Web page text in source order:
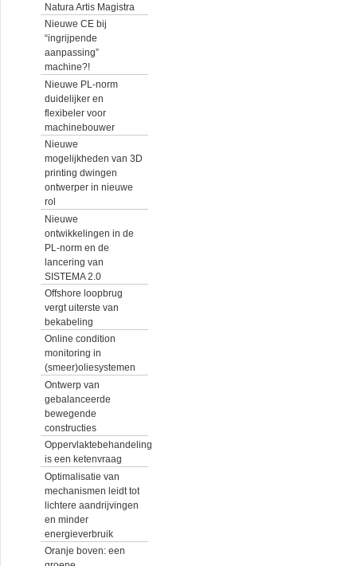
Natura Artis Magistra
Nieuwe CE bij
“ingrijpende
aanpassing”
machine?!
Nieuwe PL-norm
duidelijker en
flexibeler voor
machinebouwer
Nieuwe
mogelijkheden van 3D
printing dwingen
ontwerper in nieuwe
rol
Nieuwe
ontwikkelingen in de
PL-norm en de
lancering van
SISTEMA 2.0
Offshore loopbrug
vergt uiterste van
bekabeling
Online condition
monitoring in
(smeer)oliesystemen
Ontwerp van
gebalanceerde
bewegende
constructies
Oppervlaktebehandeling
is een ketenvraag
Optimalisatie van
mechanismen leidt tot
lichtere aandrijvingen
en minder
energieverbruik
Oranje boven: een